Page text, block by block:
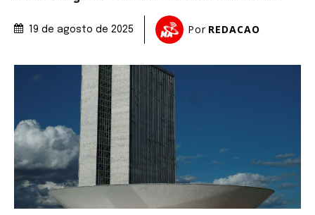
19 de agosto de 2025 Por REDACAO